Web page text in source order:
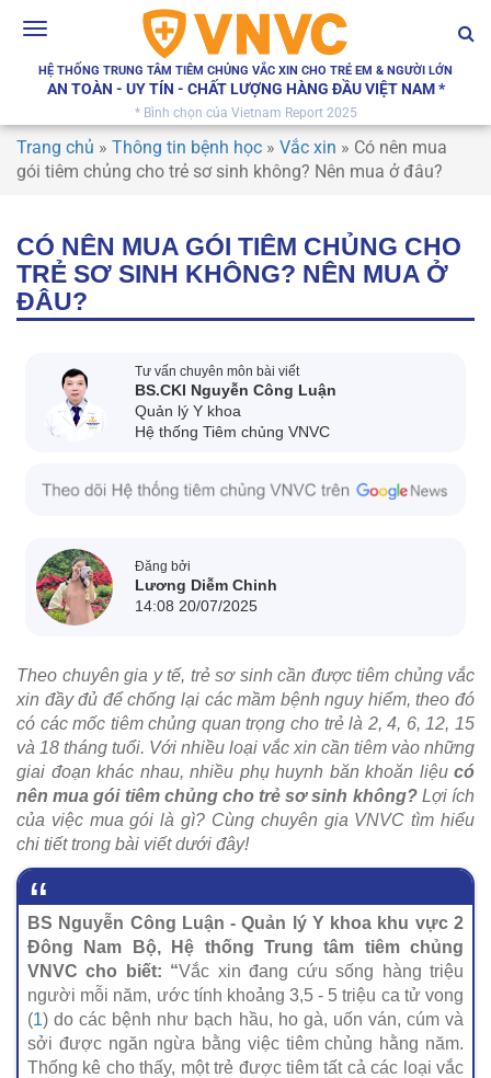
Toggle
HỆ THỐNG TRUNG TÂM TIÊM CHỦNG VẮC XIN CHO TRẺ EM & NGƯỜI LỚN
AN TOÀN - UY TÍN - CHẤT LƯỢNG HÀNG ĐẦU VIỆT NAM *
* Bình chọn của Vietnam Report 2025
Trang chủ » Thông tin bệnh học » Vắc xin » Có nên mua
gói tiêm chủng cho trẻ sơ sinh không? Nên mua ở đâu?
CÓ NÊN MUA GÓI TIÊM CHỦNG CHO
TRẺ SƠ SINH KHÔNG? NÊN MUA Ở
ĐÂU?
Tư vấn chuyên môn bài viết
BS.CKI Nguyễn Công Luận
Quản lý Y khoa
Hệ thống Tiêm chủng VNVC
Đăng bởi
Lương Diễm Chinh
14:08 20/07/2025
Theo chuyên gia y tế, trẻ sơ sinh cần được tiêm chủng vắc
xin đầy đủ để chống lại các mầm bệnh nguy hiểm, theo đó
có các mốc tiêm chủng quan trọng cho trẻ là 2, 4, 6, 12, 15
và 18 tháng tuổi. Với nhiều loại vắc xin cần tiêm vào những
giai đoạn khác nhau, nhiều phụ huynh băn khoăn liệu có
nên mua gói tiêm chủng cho trẻ sơ sinh không?Lợi ích
của việc mua gói là gì? Cùng chuyên gia VNVC tìm hiểu
chi tiết trong bài viết dưới đây!
BS Nguyễn Công Luận - Quản lý Y khoa khu vực 2
Đông Nam Bộ, Hệ thống Trung tâm tiêm chủng
VNVC cho biết: “Vắc xin đang cứu sống hàng triệu
người mỗi năm, ước tính khoảng 3,5 - 5 triệu ca tử vong
(1) do các bệnh như bạch hầu, ho gà, uốn ván, cúm và
sởi được ngăn ngừa bằng việc tiêm chủng hằng năm.
Thống kê cho thấy, một trẻ được tiêm tất cả các loại vắc